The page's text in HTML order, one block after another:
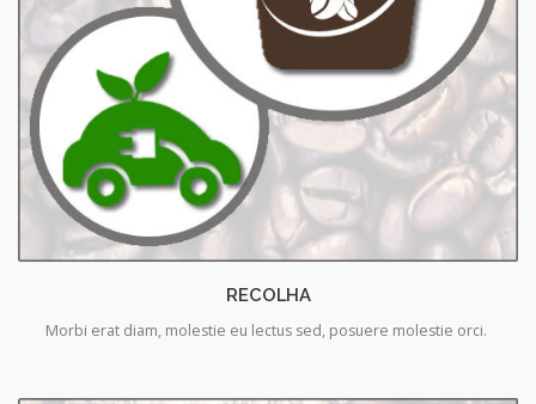
RECOLHA
Morbi erat diam, molestie eu lectus sed, posuere molestie orci.